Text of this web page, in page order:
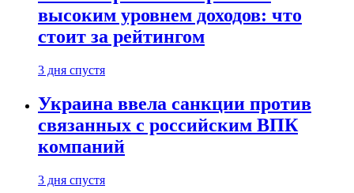
высоким уровнем доходов: что
стоит за рейтингом
3 дня спустя
Украина ввела санкции против
связанных с российским ВПК
компаний
3 дня спустя